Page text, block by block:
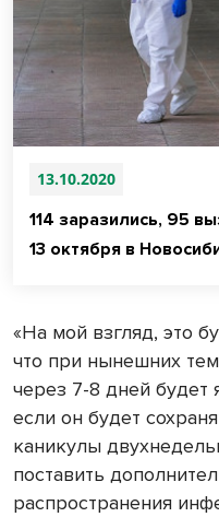
13.10.2020
114 заразились, 95
13 октября в
«На мой взгляд, это
что при нынешних
через 7-8 дней будет
если он будет
каникулы
поставить
распространения